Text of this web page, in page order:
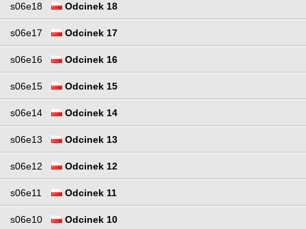
s06e18 Odcinek 18
s06e17 Odcinek 17
s06e16 Odcinek 16
s06e15 Odcinek 15
s06e14 Odcinek 14
s06e13 Odcinek 13
s06e12 Odcinek 12
s06e11 Odcinek 11
s06e10 Odcinek 10